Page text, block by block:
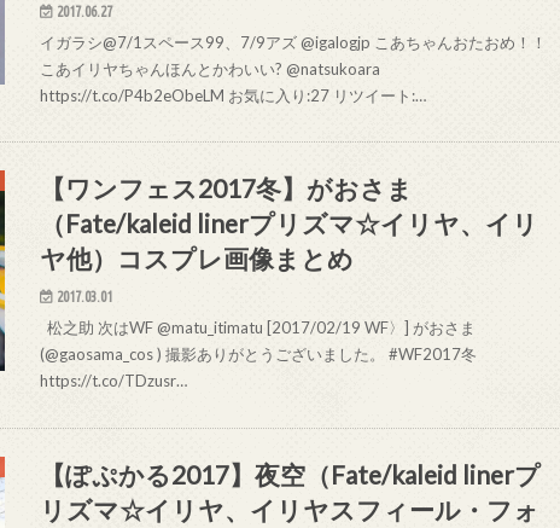
2017.06.27
イガラシ@7/1スペース99、7/9アズ @igalogjp こあちゃんおたおめ！！
こあイリヤちゃんほんとかわいい? @natsukoara
https://t.co/P4b2eObeLM お気に入り:27 リツイート:…
【ワンフェス2017冬】がおさま
（Fate/kaleid linerプリズマ☆イリヤ、イリ
ヤ他）コスプレ画像まとめ
2017.03.01
松之助 次はWF @matu_itimatu [2017/02/19 WF〉] がおさま
(@gaosama_cos ) 撮影ありがとうございました。 #WF2017冬
https://t.co/TDzusr…
【ぽぷかる2017】夜空（Fate/kaleid linerプ
リズマ☆イリヤ、イリヤスフィール・フォ